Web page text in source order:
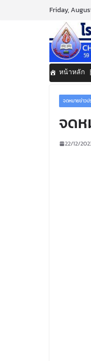
Friday,
หน้าหลัก
จดหมายข่าวป
จดห
22/12/